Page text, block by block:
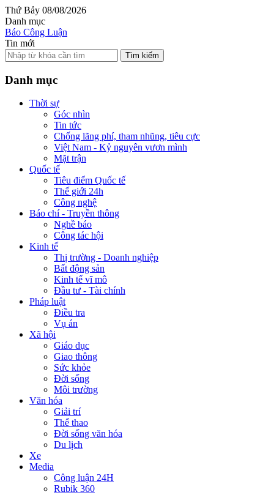
Thứ Bảy 08/08/2026
Danh mục
Báo Công Luận
Tin mới
Tìm kiếm
Danh mục
Thời sự
Góc nhìn
Tin tức
Chống lãng phí, tham nhũng, tiêu cực
Việt Nam - Kỷ nguyên vươn mình
Mặt trận
Quốc tế
Tiêu điểm Quốc tế
Thế giới 24h
Công nghệ
Báo chí - Truyền thông
Nghề báo
Công tác hội
Kinh tế
Thị trường - Doanh nghiệp
Bất động sản
Kinh tế vĩ mô
Đầu tư - Tài chính
Pháp luật
Điều tra
Vụ án
Xã hội
Giáo dục
Giao thông
Sức khỏe
Đời sống
Môi trường
Văn hóa
Giải trí
Thể thao
Đời sống văn hóa
Du lịch
Xe
Media
Công luận 24H
Rubik 360